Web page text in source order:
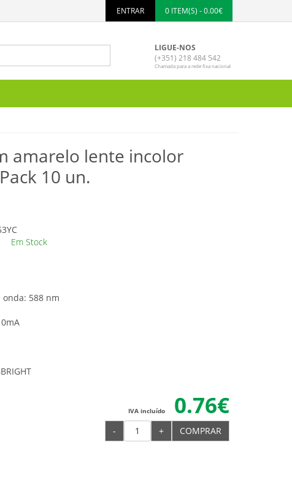
ENTRAR 0 ITEM(S) - 0.00€
LIGUE-NOS
(+351) 218 484 542
Chamada para a rede fixa nacional
amarelo lente incolor
10 un.
Em Stock
588 nm
0.76€
IVA incluído
- + COMPRAR